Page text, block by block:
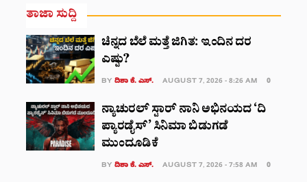
ತಾಜಾ ಸುದ್ದಿ
ಚಿನ್ನದ ಬೆಲೆ ಮತ್ತೆ ಜಿಗಿತ: ಇಂದಿನ ದರ
ಎಷ್ಟು?
BY ದಿಶಾ ಕೆ. ಎಸ್. AUGUST 7, 2026 - 8:26 AM 0
ನ್ಯಾಚುರಲ್ ಸ್ಟಾರ್ ನಾನಿ ಅಭಿನಯದ ‘ದಿ
ಪ್ಯಾರಡೈಸ್’ ಸಿನಿಮಾ ಬಿಡುಗಡೆ
ಮುಂದೂಡಿಕೆ
BY ದಿಶಾ ಕೆ. ಎಸ್. AUGUST 7, 2026 - 7:58 AM 0